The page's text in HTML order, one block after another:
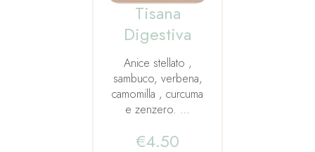
Tisana
Digestiva
Anice stellato ,
sambuco, verbena,
camomilla , curcuma
e zenzero. …
€4.50